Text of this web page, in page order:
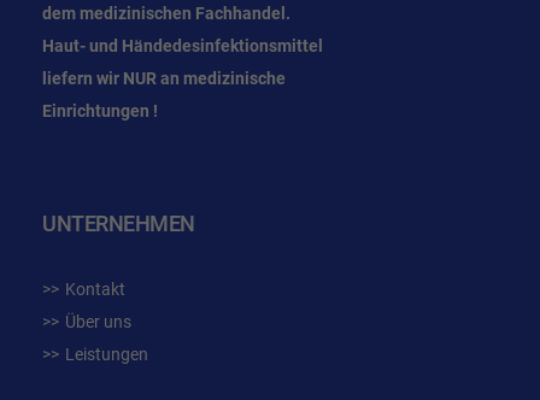
dem medizinischen Fachhandel.
Haut- und Händedesinfektionsmittel
liefern wir NUR an medizinische
Einrichtungen !
UNTERNEHMEN
Kontakt
Über uns
Leistungen